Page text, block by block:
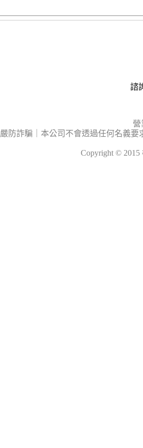
諮
營
嚴防詐騙｜本公司不會透過任何名義
Copyright ©